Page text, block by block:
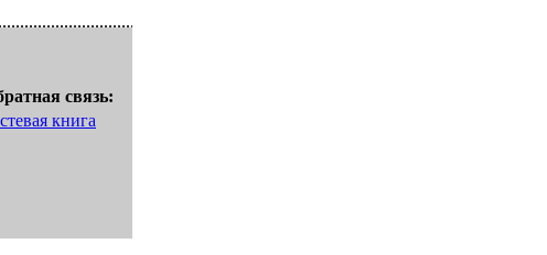
связь:
книга